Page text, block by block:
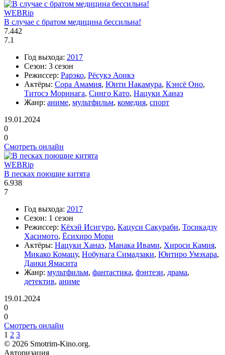
WEBRip
В случае с братом медицина бессильна!
7.442
7.1
Год выхода: 2017
Сезон: 3 сезон
Режиссер: Рарэко, Рёсукэ Аоикэ
Актёры: Сора Амамия, Юити Накамура, Кэнсё Оно,
Титосэ Моринага, Синго Като, Нацуки Ханаэ
Жанр: аниме, мультфильм, комедия, спорт
19.01.2024
0
0
Смотреть онлайн
WEBRip
В песках поющие китята
6.938
7
Год выхода: 2017
Сезон: 1 сезон
Режиссер: Кёхэй Исигуро, Кацуси Сакураби, Тосикадзу
Хасимото, Ёсихиро Мори
Актёры: Нацуки Ханаэ, Манака Ивами, Хироси Камия,
Микако Комацу, Нобунага Симадзаки, Юитиро Умэхара,
Даики Ямасита
Жанр: мультфильм, фантастика, фэнтези, драма,
детектив, аниме
19.01.2024
0
0
Смотреть онлайн
1 2 3
© 2026 Smotrim-Kino.org.
Авторизация